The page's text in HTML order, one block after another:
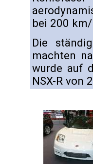
bei 200
Die
machten
wurde auf
NSX-R von